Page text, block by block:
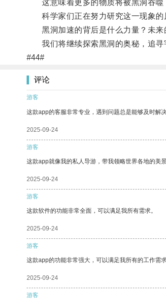
这意味着更多的物质将被黑洞吞噬
科学家们正在努力研究这一现象的
黑洞加速的背后是什么力量？未来
我们将继续探索黑洞的奥秘，追寻
#44#
评论
游客
这款app的客服非常专业，遇到问题总是能够及时解
2025-09-24
游客
这款app就像我的私人导游，带我领略世界各地的美景
2025-09-24
游客
这款软件的功能非常全面，可以满足我所有需求。
2025-09-24
游客
这款app的功能非常强大，可以满足我所有的工作需
2025-09-24
游客